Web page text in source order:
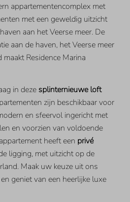
appartementencomplex met
met een geweldig uitzicht
aan het Veerse meer. De
aan de haven, het Veerse meer
Residence Marina
in deze splinternieuwe loft
zijn beschikbaar voor
en sfeervol ingericht met
en voorzien van voldoende
heeft een privé
ligging, met uitzicht op de
Maak uw keuze uit ons
geniet van een heerlijke luxe